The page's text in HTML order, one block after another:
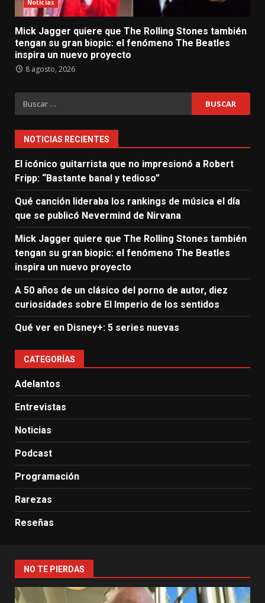
Noticias
Mick Jagger quiere que The Rolling Stones también
tengan su gran biopic: el fenómeno The Beatles
inspira un nuevo proyecto
8 agosto, 2026
Buscar:
NOTICIAS RECIENTES
El icónico guitarrista que no impresionó a Robert
Fripp: “Bastante banal y tedioso”
Qué canción lideraba los rankings de música el día
que se publicó Nevermind de Nirvana
Mick Jagger quiere que The Rolling Stones también
tengan su gran biopic: el fenómeno The Beatles
inspira un nuevo proyecto
A 50 años de un clásico del porno de autor, diez
curiosidades sobre El Imperio de los sentidos
Qué ver en Disney+: 5 series nuevas
CATEGORÍAS
Adelantos
Entrevistas
Noticias
Podcast
Programación
Rarezas
Reseñas
NO TE PIERDAS